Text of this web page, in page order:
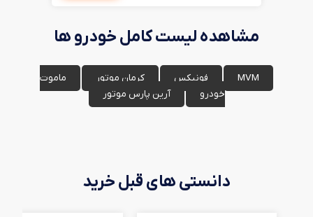
مشاهده لیست کامل خودرو ها
MVM فونیکس کرمان موتور
ماموت
خودرو
آرین پارس موتور
دانستی های قبل خرید